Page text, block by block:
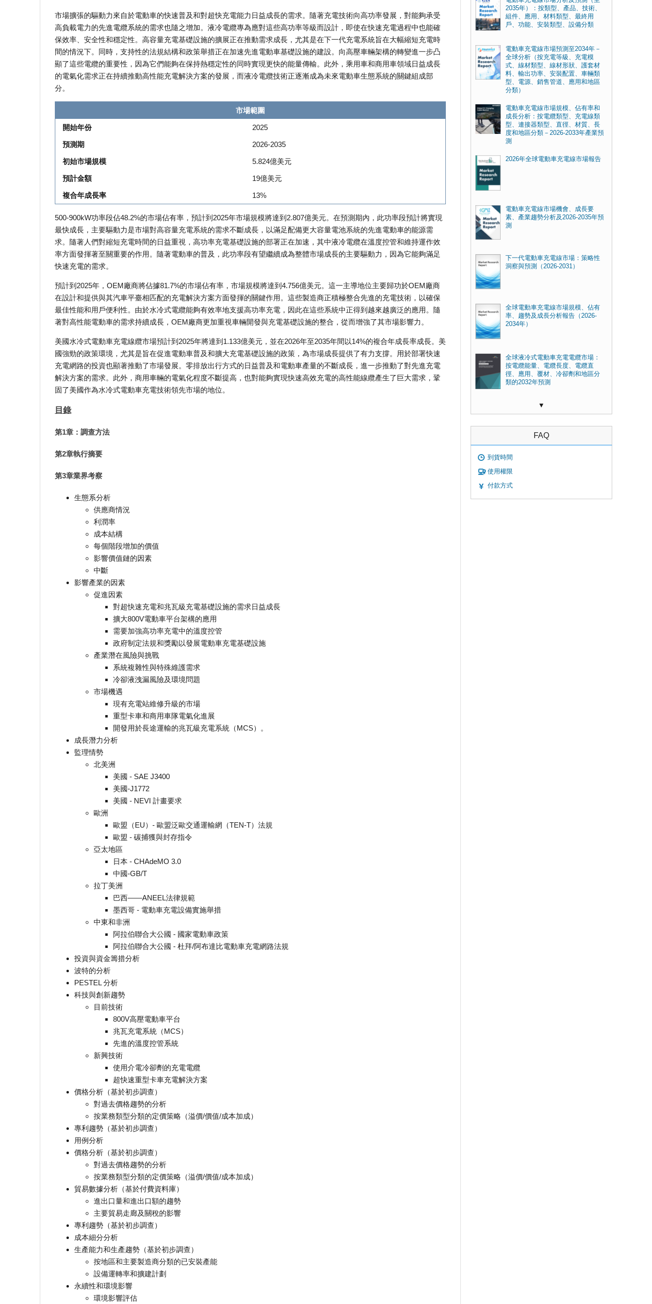
市場擴張的驅動力來自於電動車的快速普及和對超快充電能力日益成長的需求。隨著充電技術向高功率發展，對能夠承受
高負載電力的先進電纜系統的需求也隨之增加。液冷電纜專為應對這些高功率等級而設計，即使在快速充電過程中也能確
保效率、安全性和穩定性。高容量充電基礎設施的擴展正在推動需求成長，尤其是在下一代充電系統旨在大幅縮短充電時
間的情況下。同時，支持性的法規結構和政策舉措正在加速先進電動車基礎設施的建設。向高壓車輛架構的轉變進一步凸
顯了這些電纜的重要性，因為它們能夠在保持熱穩定性的同時實現更快的能量傳輸。此外，乘用車和商用車領域日益成長
的電氣化需求正在持續推動高性能充電解決方案的發展，而液冷電纜技術正逐漸成為未來電動車生態系統的關鍵組成部
分。
市場範圍
開始年份 2025
預測期 2026-2035
初始市場規模 5.824億美元
預計金額 19億美元
複合年成長率 13%
500-900kW功率段佔48.2%的市場佔有率，預計到2025年市場規模將達到2.807億美元。在預測期內，此功率段預計將實現
最快成長，主要驅動力是市場對高容量充電系統的需求不斷成長，以滿足配備更大容量電池系統的先進電動車的能源需
求。隨著人們對縮短充電時間的日益重視，高功率充電基礎設施的部署正在加速，其中液冷電纜在溫度控管和維持運作效
率方面發揮著至關重要的作用。隨著電動車的普及，此功率段有望繼續成為整體市場成長的主要驅動力，因為它能夠滿足
快速充電的需求。
預計到2025年，OEM廠商將佔據81.7%的市場佔有率，市場規模將達到4.756億美元。這一主導地位主要歸功於OEM廠商
在設計和提供與其汽車平臺相匹配的充電解決方案方面發揮的關鍵作用。這些製造商正積極整合先進的充電技術，以確保
最佳性能和用戶便利性。由於水冷式電纜能夠有效率地支援高功率充電，因此在這些系統中正得到越來越廣泛的應用。隨
著對高性能電動車的需求持續成長，OEM廠商更加重視車輛開發與充電基礎設施的整合，從而增強了其市場影響力。
美國水冷式電動車充電線纜市場預計到2025年將達到1.133億美元，並在2026年至2035年間以14%的複合年成長率成長。美
國強勁的政策環境，尤其是旨在促進電動車普及和擴大充電基礎設施的政策，為市場成長提供了有力支撐。用於部署快速
充電網路的投資也顯著推動了市場發展。零排放出行方式的日益普及和電動車產量的不斷成長，進一步推動了對先進充電
解決方案的需求。此外，商用車輛的電氣化程度不斷提高，也對能夠實現快速高效充電的高性能線纜產生了巨大需求，鞏
固了美國作為水冷式電動車充電技術領先市場的地位。
目錄
第1章：調查方法
第2章執行摘要
第3章業界考察
生態系分析
供應商情況
利潤率
成本結構
每個階段增加的價值
影響價值鏈的因素
中斷
影響產業的因素
促進因素
對超快速充電和兆瓦級充電基礎設施的需求日益成長
擴大800V電動車平台架構的應用
需要加強高功率充電中的溫度控管
政府制定法規和獎勵以發展電動車充電基礎設施
產業潛在風險與挑戰
系統複雜性與特殊維護需求
冷卻液洩漏風險及環境問題
市場機遇
現有充電站維修升級的市場
重型卡車和商用車隊電氣化進展
開發用於長途運輸的兆瓦級充電系統（MCS）。
成長潛力分析
監理情勢
北美洲
美國 - SAE J3400
美國-J1772
美國 - NEVI 計畫要求
歐洲
歐盟（EU）- 歐盟泛歐交通運輸網（TEN-T）法規
歐盟 - 碳捕獲與封存指令
亞太地區
日本 - CHAdeMO 3.0
中國-GB/T
拉丁美洲
巴西——ANEEL法律規範
墨西哥 - 電動車充電設備實施舉措
中東和非洲
阿拉伯聯合大公國 - 國家電動車政策
阿拉伯聯合大公國 - 杜拜/阿布達比電動車充電網路法規
投資與資金籌措分析
波特的分析
PESTEL 分析
科技與創新趨勢
目前技術
800V高壓電動車平台
兆瓦充電系統（MCS）
先進的溫度控管系統
新興技術
使用介電冷卻劑的充電電纜
超快速重型卡車充電解決方案
價格分析（基於初步調查）
對過去價格趨勢的分析
按業務類型分類的定價策略（溢價/價值/成本加成）
專利趨勢（基於初步調查）
用例分析
價格分析（基於初步調查）
對過去價格趨勢的分析
按業務類型分類的定價策略（溢價/價值/成本加成）
貿易數據分析（基於付費資料庫）
進出口量和進出口額的趨勢
主要貿易走廊及關稅的影響
專利趨勢（基於初步調查）
成本細分分析
生產能力和生產趨勢（基於初步調查）
按地區和主要製造商分類的已安裝產能
設備運轉率和擴建計劃
永續性和環境影響
環境影響評估
2035年）：按類型、產品、技術、
組件、應用、材料類型、最終用
戶、功能、安裝類型、設備分類
電動車充電線市場預測至2034年－
全球分析（按充電等級、充電模
式、線材類型、線材形狀、護套材
料、輸出功率、安裝配置、車輛類
型、電源、銷售管道、應用和地區
分類）
電動車充電線市場規模、佔有率和
成長分析：按電纜類型、充電線類
型、連接器類型、直徑、材質、長
度和地區分類－2026-2033年產業預
測
2026年全球電動車充電線市場報告
電動車充電線市場機會、成長要
素、產業趨勢分析及2026-2035年預
測
下一代電動車充電線市場：策略性
洞察與預測（2026-2031）
全球電動車充電線市場規模、佔有
率、趨勢及成長分析報告（2026-
2034年）
全球液冷式電動車充電電纜市場：
按電纜能量、電纜長度、電纜直
徑、應用、覆材、冷卻劑和地區分
類的2032年預測
▼
FAQ
到貨時間
使用權限
付款方式